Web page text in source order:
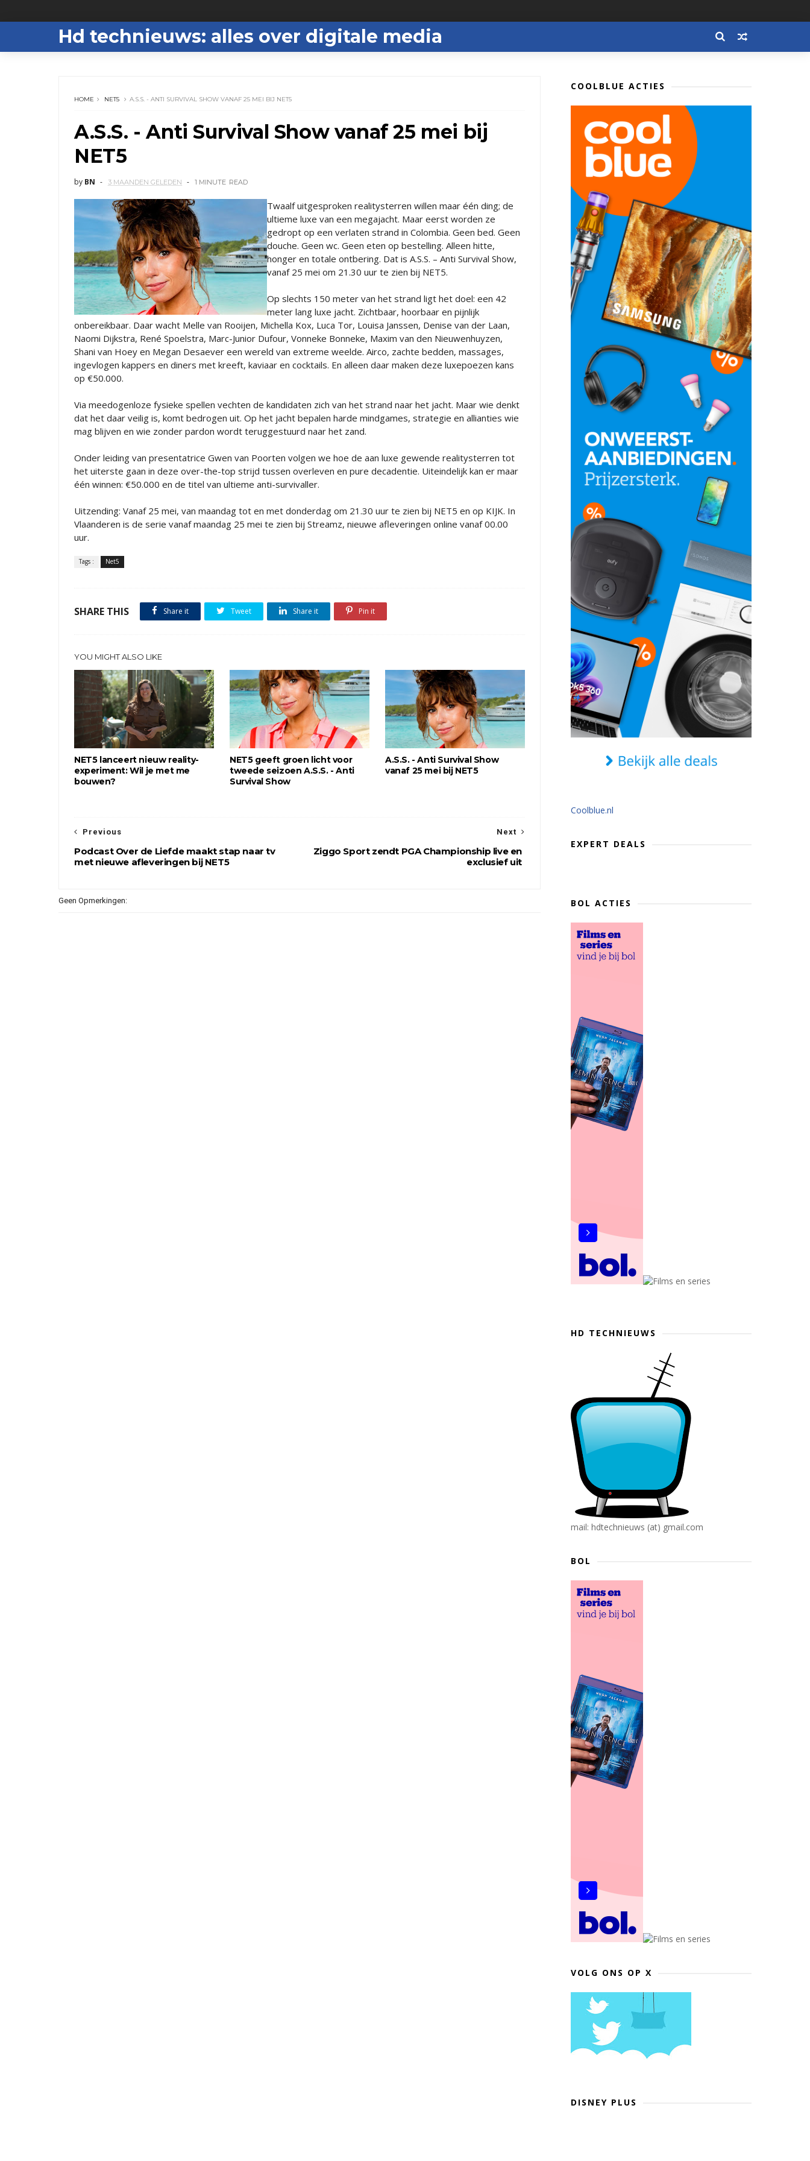
Hd technieuws: alles over digitale media
HOME NET5 A.S.S. - ANTI SURVIVAL SHOW VANAF 25 MEI BIJ NET5
A.S.S. - Anti Survival Show vanaf 25 mei bij
NET5
by BN 3 MAANDEN GELEDEN 1 MINUTE READ
Twaalf uitgesproken realitysterren willen maar één ding; de
ultieme luxe van een megajacht. Maar eerst worden ze
gedropt op een verlaten strand in Colombia. Geen bed. Geen
douche. Geen wc. Geen eten op bestelling. Alleen hitte,
honger en totale ontbering. Dat is A.S.S. – Anti Survival Show,
vanaf 25 mei om 21.30 uur te zien bij NET5.
Op slechts 150 meter van het strand ligt het doel: een 42
meter lang luxe jacht. Zichtbaar, hoorbaar en pijnlijk
onbereikbaar. Daar wacht Melle van Rooijen, Michella Kox, Luca Tor, Louisa Janssen, Denise van der Laan,
Naomi Dijkstra, René Spoelstra, Marc-Junior Dufour, Vonneke Bonneke, Maxim van den Nieuwenhuyzen,
Shani van Hoey en Megan Desaever een wereld van extreme weelde. Airco, zachte bedden, massages,
ingevlogen kappers en diners met kreeft, kaviaar en cocktails. En alleen daar maken deze luxepoezen kans
op €50.000.
Via meedogenloze fysieke spellen vechten de kandidaten zich van het strand naar het jacht. Maar wie denkt
dat het daar veilig is, komt bedrogen uit. Op het jacht bepalen harde mindgames, strategie en allianties wie
mag blijven en wie zonder pardon wordt teruggestuurd naar het zand.
Onder leiding van presentatrice Gwen van Poorten volgen we hoe de aan luxe gewende realitysterren tot
het uiterste gaan in deze over-the-top strijd tussen overleven en pure decadentie. Uiteindelijk kan er maar
één winnen: €50.000 en de titel van ultieme anti-survivaller.
Uitzending: Vanaf 25 mei, van maandag tot en met donderdag om 21.30 uur te zien bij NET5 en op KIJK. In
Vlaanderen is de serie vanaf maandag 25 mei te zien bij Streamz, nieuwe afleveringen online vanaf 00.00
uur.
Tags : Net5
SHARE THIS Share it Tweet Share it Pin it
YOU MIGHT ALSO LIKE
NET5 lanceert nieuw reality-
experiment: Wil je met me
bouwen?
NET5 geeft groen licht voor
tweede seizoen A.S.S. - Anti
Survival Show
A.S.S. - Anti Survival Show
vanaf 25 mei bij NET5
Next
Ziggo Sport zendt PGA Championship live en
exclusief uit
Previous
Podcast Over de Liefde maakt stap naar tv
met nieuwe afleveringen bij NET5
Geen Opmerkingen:
COOLBLUE ACTIES
Coolblue.nl
EXPERT DEALS
BOL ACTIES
HD TECHNIEUWS
mail: hdtechnieuws (at) gmail.com
BOL
VOLG ONS OP X
DISNEY PLUS